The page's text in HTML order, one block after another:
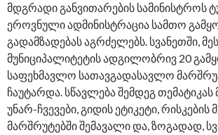
მდგრადი განვითარების სამინისტროს
ეროვნული ადმინისტრაცია სამთო
გადამზადებას აგრძელებს. სვანეთში,
მუნიციპალიტეტის ადგილობრივ 20
საფეხმავლო სათავგადასავლო
ჩაუტარდა. სწავლება შემდეგ
უნარ-ჩვევები, გიდის ეტიკეტი, რისკების
მარშრუტებში შემავალი და, ზოგადად,